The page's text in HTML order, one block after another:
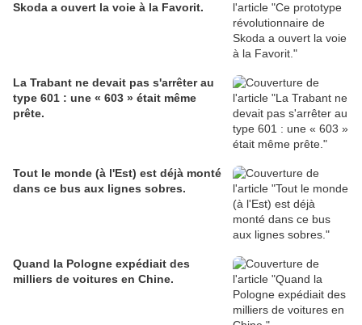
Skoda a ouvert la voie à la Favorit.
La Trabant ne devait pas s'arrêter au
type 601 : une « 603 » était même
prête.
Tout le monde (à l'Est) est déjà monté
dans ce bus aux lignes sobres.
Quand la Pologne expédiait des
milliers de voitures en Chine.